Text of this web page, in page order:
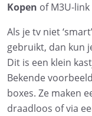
Kopen of M3U-
Als je tv niet
gebruikt, dan kun
Dit is een klein
Bekende
boxes. Ze maken
draadloos of via